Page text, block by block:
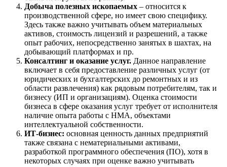
Добыча полезных ископаемых – относится к
производственной сфере, но имеет свою специфику.
Здесь также важно учитывать объем материальных
активов, стоимость лицензий и разрешений, а также
опыт рабочих, непосредственно занятых в шахтах, на
добывающий платформах и пр.
Консалтинг и оказание услуг. Данное направление
включает в себя предоставление различных услуг (от
юридических и бухгалтерских до ремонтных и из
области развлечения) как рядовым потребителям, так и
бизнесу (ИП и организациям). Оценка стоимости
бизнеса в сфере оказания услуг требует от исполнителя
наличие опыта работы с НМА, объектами
интеллектуальной собственности.
ИТ-бизнес: основная ценность данных предприятий
также связана с нематериальными активами,
разработкой программного обеспечения (ПО), хотя в
некоторых случаях при оценке важно учитывать
Джанкой
Дзержинск
Дзержинский
Димитровград
Дмитров
Долгопрудный
Домодедово
Дюртюли
Евпатория
Егорьевск
Екатеринбург